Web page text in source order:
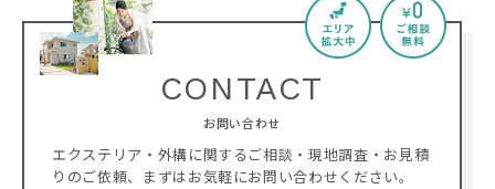
CONTACT
お問い合わせ
エクステリア・外構に関するご相談・現地調査・お見積
りのご依頼、
まずはお気軽にお問い合わせください。